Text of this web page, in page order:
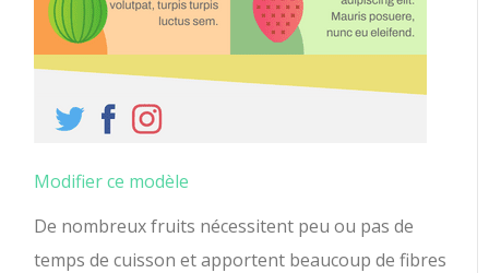
Modifier ce modèle
De nombreux fruits nécessitent peu ou pas de
temps de cuisson et apportent beaucoup de fibres